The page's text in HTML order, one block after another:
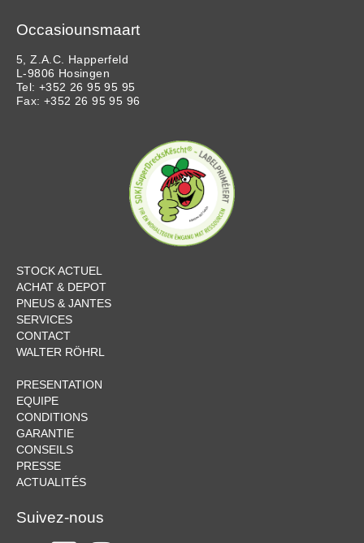
Occasiounsmaart
5, Z.A.C. Happerfeld
L-9806 Hosingen
Tel: +352 26 95 95 95
Fax: +352 26 95 95 96
STOCK ACTUEL
ACHAT & DEPOT
PNEUS & JANTES
SERVICES
CONTACT
WALTER RÖHRL
PRESENTATION
EQUIPE
CONDITIONS
GARANTIE
CONSEILS
PRESSE
ACTUALITÉS
Suivez-nous